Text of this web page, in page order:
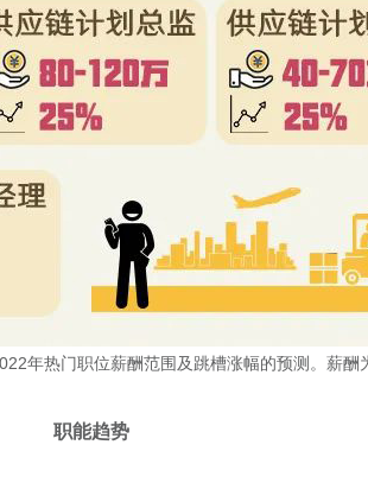
年热门职位薪酬范围及跳槽涨幅的预测。薪酬
职能趋势